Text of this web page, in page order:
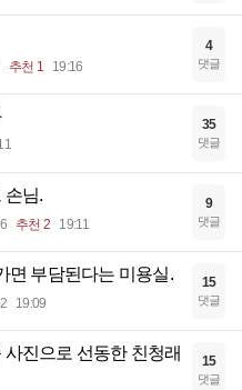
추천 1 19:16
4
댓글
35
댓글
손님.
추천 2 19:11
9
댓글
면 부담된다는 미용실.
19:09
15
댓글
진으로 선동한 친청래 15
댓글